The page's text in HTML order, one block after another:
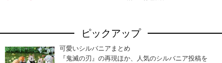
ピックアップ
可愛いシルバニアまとめ
『鬼滅の刃』の再現ほか、人気のシルバニア投稿を